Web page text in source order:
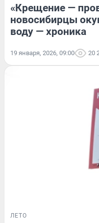
«Крещение —
новосибирцы
воду — хроника
19 января, 2026, 09:00 20
ЛЕТО